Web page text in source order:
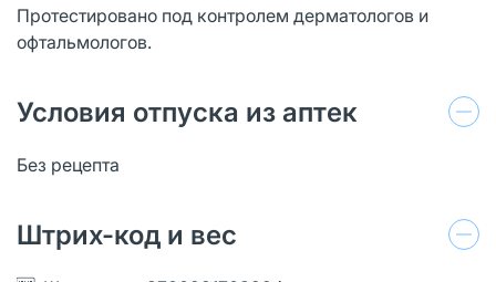
Протестировано под контролем дерматологов и
офтальмологов.
Условия отпуска из аптек
Без рецепта
Штрих-код и вес